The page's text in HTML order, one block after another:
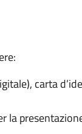
carta
la